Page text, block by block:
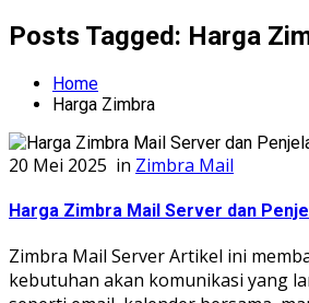
Posts Tagged: Harga
Home
Harga Zimbra
20 Mei 2025 in Zimbra Mail
Harga Zimbra Mail Server dan
Zimbra Mail Server Artikel ini
kebutuhan akan komunikasi yang